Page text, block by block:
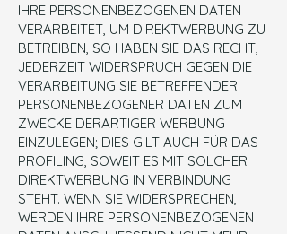
IHRE PERSONENBEZOGENEN DATEN
VERARBEITET, UM DIREKTWERBUNG ZU
BETREIBEN, SO HABEN SIE DAS RECHT,
JEDERZEIT WIDERSPRUCH GEGEN DIE
VERARBEITUNG SIE BETREFFENDER
PERSONENBEZOGENER DATEN ZUM
ZWECKE DERARTIGER WERBUNG
EINZULEGEN; DIES GILT AUCH FÜR DAS
PROFILING, SOWEIT ES MIT SOLCHER
DIREKTWERBUNG IN VERBINDUNG
STEHT. WENN SIE WIDERSPRECHEN,
WERDEN IHRE PERSONENBEZOGENEN